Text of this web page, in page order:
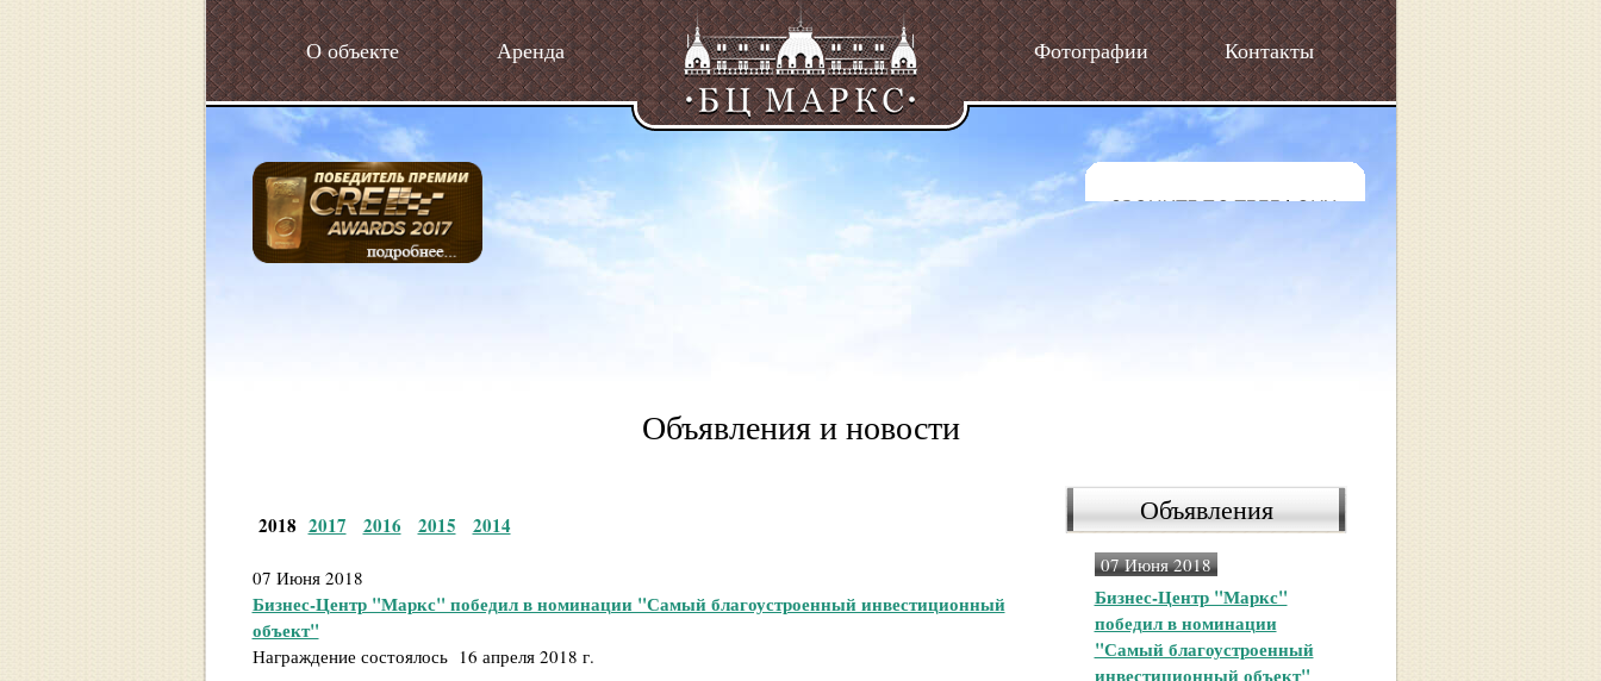
О объекте Аренда Фотографии Контакты
Объявления и новости
2018 2017 2016 2015 2014
07 Июня 2018
Бизнес-Центр "Маркс" победил в номинации "Самый благоустроенный инвестиционный
объект"
Награждение состоялось 16 апреля 2018 г.
Объявления
07 Июня 2018
Бизнес-Центр "Маркс"
победил в номинации
"Самый благоустроенный
инвестиционный объект"